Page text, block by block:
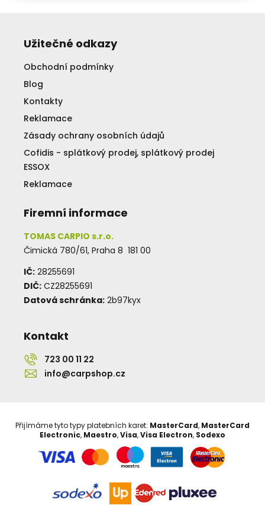
Užitečné odkazy
Obchodní podmínky
Blog
Kontakty
Reklamace
Zásady ochrany osobních údajů
Cofidis - splátkový prodej, splátkový prodej
ESSOX
Reklamace
Firemní informace
TOMAS CARPIO s.r.o.
Čimická 780/61, Praha 8 181 00
IČ: 28255691
DIČ: CZ28255691
Datová schránka: 2b97kyx
Kontakt
723 00 11 22
info@carpshop.cz
Přijímáme tyto typy platebních karet: MasterCard, MasterCard
Electronic, Maestro,Visa,Visa Electron, Sodexo